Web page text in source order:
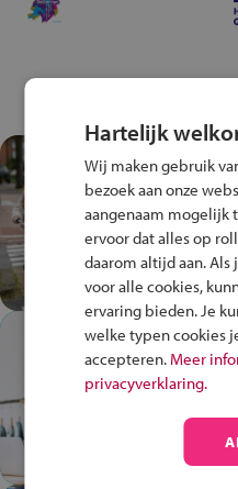
Test
Fiets
Speel
en win
In de
plek!
op de
anders
Hartelijk
Wij maken gebruik
bezoek aan onze
aangenaam mogelijk
ervoor dat alles op
daarom altijd aan.
voor alle cookies,
ervaring bieden. Je
welke typen cookies
accepteren. Meer
privacyverklaring.